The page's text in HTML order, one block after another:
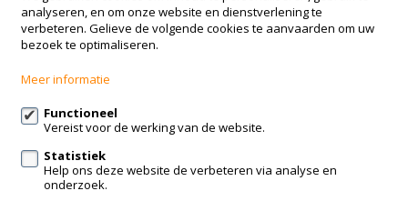
Animmo
Haachtsesteenweg 510 BUS 5
1910 Kampenhout
info@animmo.eu
Volg ons op:
analyseren, en om onze website en dienstverlening te
verbeteren. Gelieve de volgende cookies te aanvaarden om uw
bezoek te optimaliseren.
Meer informatie
Functioneel
Vereist voor de werking van de website.
Statistiek
Help ons deze website de verbeteren via analyse en
onderzoek.